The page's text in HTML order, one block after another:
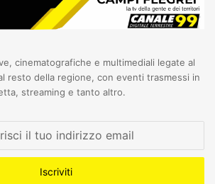
cinematografiche e multimediali legate al
resto della regione, con eventi trasmessi in
streaming e tanto altro.